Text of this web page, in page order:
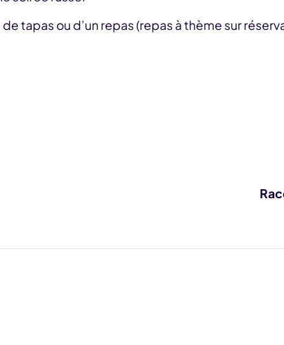
tapas ou d’un repas (repas à thème sur